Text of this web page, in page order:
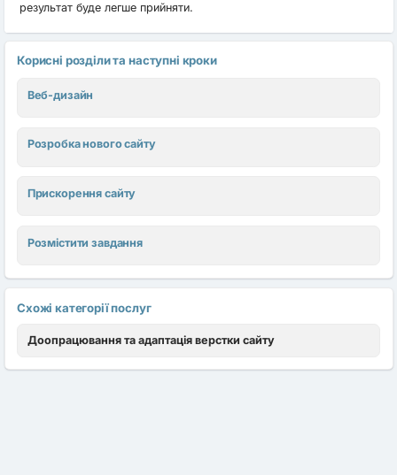
результат буде легше прийняти.
Корисні розділи та наступні кроки
Веб-дизайн
Розробка нового сайту
Прискорення сайту
Розмістити завдання
Схожі категорії послуг
Доопрацювання та адаптація верстки сайту